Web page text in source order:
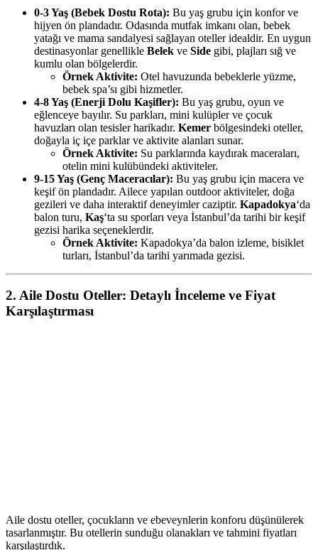
0-3 Yaş (Bebek Dostu Rota): Bu yaş grubu için konfor ve
hijyen ön plandadır. Odasında mutfak imkanı olan, bebek
yatağı ve mama sandalyesi sağlayan oteller idealdir. En uygun
destinasyonlar genellikle Belek ve Side gibi, plajları sığ ve
kumlu olan bölgelerdir.
Örnek Aktivite: Otel havuzunda bebeklerle yüzme,
bebek spa’sı gibi hizmetler.
4-8 Yaş (Enerji Dolu Kaşifler): Bu yaş grubu, oyun ve
eğlenceye bayılır. Su parkları, mini kulüpler ve çocuk
havuzları olan tesisler harikadır. Kemer bölgesindeki oteller,
doğayla iç içe parklar ve aktivite alanları sunar.
Örnek Aktivite: Su parklarında kaydırak maceraları,
otelin mini kulübündeki aktiviteler.
9-15 Yaş (Genç Maceracılar): Bu yaş grubu için macera ve
keşif ön plandadır. Ailece yapılan outdoor aktiviteler, doğa
gezileri ve daha interaktif deneyimler caziptir. Kapadokya‘da
balon turu, Kaş‘ta su sporları veya İstanbul’da tarihi bir keşif
gezisi harika seçeneklerdir.
Örnek Aktivite: Kapadokya’da balon izleme, bisiklet
turları, İstanbul’da tarihi yarımada gezisi.
2. Aile Dostu Oteller: Detaylı İnceleme ve Fiyat
Karşılaştırması
Aile dostu oteller, çocukların ve ebeveynlerin konforu düşünülerek
tasarlanmıştır. Bu otellerin sunduğu olanakları ve tahmini fiyatları
karşılaştırdık.